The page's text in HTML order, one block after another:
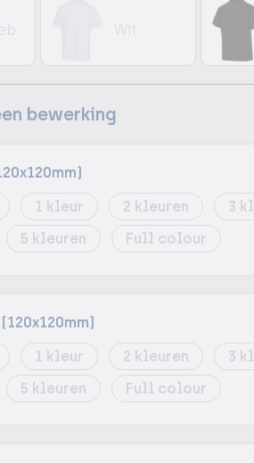
Wit
bewerking
1 2
3
5 Full colour
1 2
3
5 Full colour